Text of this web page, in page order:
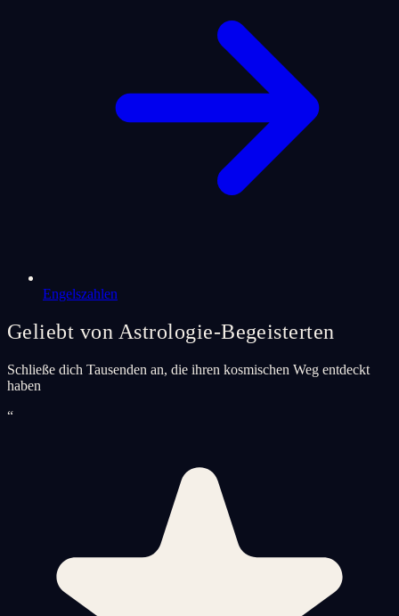
Engelszahlen
Geliebt von Astrologie-Begeisterten
Schließe dich Tausenden an, die ihren kosmischen Weg entdeckt
haben
“